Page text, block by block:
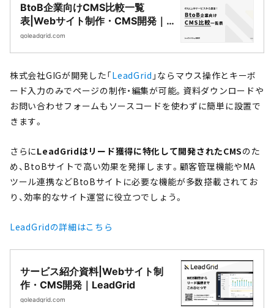
BtoB企業向けCMS比較一覧
表|Webサイト制作・CMS開発｜
LeadGrid
goleadgrid.com
株式会社GIGが開発した「LeadGrid 」ならマウス操作とキーボ
ード入力のみでページの制作・編集が可能。資料ダウンロードや
お問い合わせフォームもソースコードを使わずに簡単に設置で
きます。
さらにLeadGridはリード獲得に特化して開発されたCMSのた
め、BtoBサイトで高い効果を発揮します。顧客管理機能やMA
ツール連携などBtoBサイトに必要な機能が多数搭載されてお
り、効率的なサイト運営に役立つでしょう。
LeadGridの詳細はこちら
サービス紹介資料|Webサイト制
作・CMS開発｜LeadGrid
goleadgrid.com